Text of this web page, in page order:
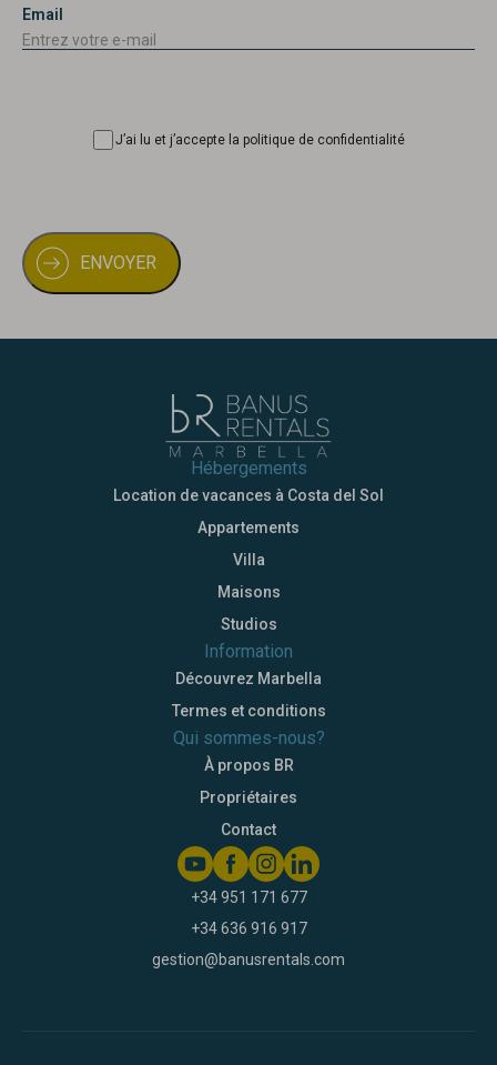
Email
J’ai lu et j’accepte la politique de confidentialité
Hébergements
Location de vacances à Costa del Sol
Appartements
Villa
Maisons
Studios
Information
Découvrez Marbella
Termes et conditions
Qui sommes-nous?
À propos BR
Propriétaires
Contact
+34 951 171 677
+34 636 916 917
gestion@banusrentals.com